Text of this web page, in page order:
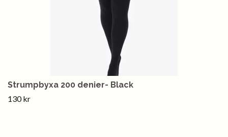
Strumpbyxa 200 denier- Black
130 kr